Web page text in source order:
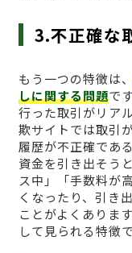
3.不正確な
もう一つの特徴は、
しに関する問題で
行った取引がリア
欺サイトでは取引
履歴が不正確であ
資金を引き出そう
ス中」「手数料が
くなったり、引き
ことがよくありま
して見られる特徴で